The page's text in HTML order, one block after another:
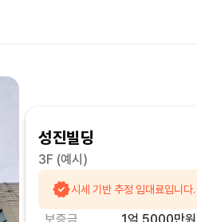
성진빌딩
3F (예시)
시세 기반 추정 임대료입니다.